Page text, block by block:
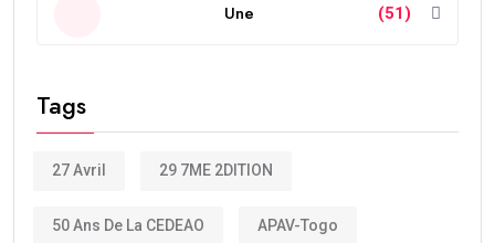
Une (51)
Tags
27 Avril 29 7ME 2DITION
50 Ans De La CEDEAO APAV-Togo